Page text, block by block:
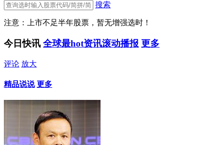
搜索
注意：上市不足半年股票，暂无增强选时！
今日快讯 全球最hot资讯滚动播报 更多
评论 放大
精品说说 更多